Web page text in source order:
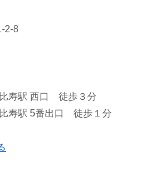
2-8
比寿駅 西口 徒歩３分
寿駅 5番出口 徒歩１分